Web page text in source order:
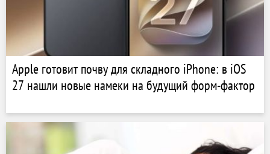
Apple готовит почву для складного iPhone: в iOS
27 нашли новые намеки на будущий форм-фактор